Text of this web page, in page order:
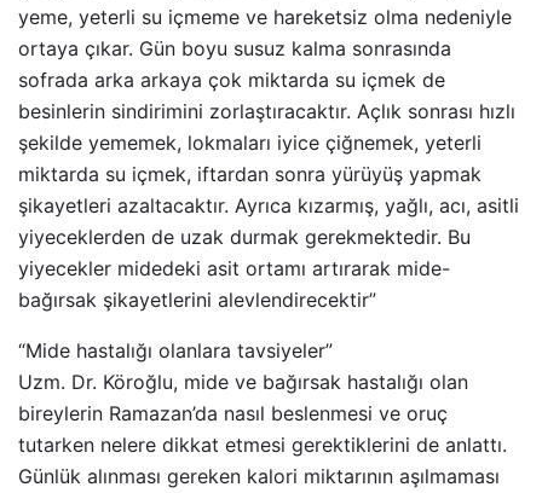
yeme, yeterli su içmeme ve hareketsiz olma nedeniyle
ortaya çıkar. Gün boyu susuz kalma sonrasında
sofrada arka arkaya çok miktarda su içmek de
besinlerin sindirimini zorlaştıracaktır. Açlık sonrası hızlı
şekilde yememek, lokmaları iyice çiğnemek, yeterli
miktarda su içmek, iftardan sonra yürüyüş yapmak
şikayetleri azaltacaktır. Ayrıca kızarmış, yağlı, acı, asitli
yiyeceklerden de uzak durmak gerekmektedir. Bu
yiyecekler midedeki asit ortamı artırarak mide-
bağırsak şikayetlerini alevlendirecektir”
“Mide hastalığı olanlara tavsiyeler”
Uzm. Dr. Köroğlu, mide ve bağırsak hastalığı olan
bireylerin Ramazan’da nasıl beslenmesi ve oruç
tutarken nelere dikkat etmesi gerektiklerini de anlattı.
Günlük alınması gereken kalori miktarının aşılmaması